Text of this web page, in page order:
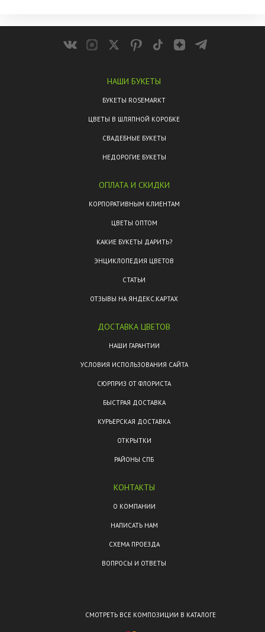
НАШИ БУКЕТЫ
БУКЕТЫ ROSEMARKT
ЦВЕТЫ В ШЛЯПНОЙ КОРОБКЕ
СВАДЕБНЫЕ БУКЕТЫ
НЕДОРОГИЕ БУКЕТЫ
ОПЛАТА И СКИДКИ
КОРПОРАТИВНЫМ КЛИЕНТАМ
ЦВЕТЫ ОПТОМ
КАКИЕ БУКЕТЫ ДАРИТЬ?
ЭНЦИКЛОПЕДИЯ ЦВЕТОВ
СТАТЬИ
ОТЗЫВЫ НА ЯНДЕКС.КАРТАХ
ДОСТАВКА ЦВЕТОВ
НАШИ ГАРАНТИИ
УСЛОВИЯ ИСПОЛЬЗОВАНИЯ САЙТА
СЮРПРИЗ ОТ ФЛОРИСТА
БЫСТРАЯ ДОСТАВКА
КУРЬЕРСКАЯ ДОСТАВКА
ОТКРЫТКИ
РАЙОНЫ СПБ
КОНТАКТЫ
О КОМПАНИИ
НАПИСАТЬ НАМ
СХЕМА ПРОЕЗДА
ВОПРОСЫ И ОТВЕТЫ
СМОТРЕТЬ ВСЕ КОМПОЗИЦИИ В КАТАЛОГЕ